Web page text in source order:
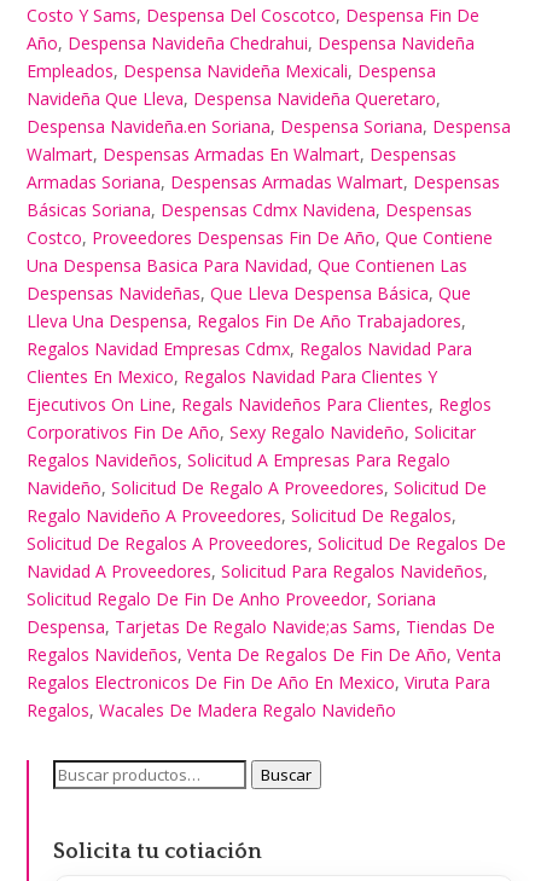
Costo Y Sams, Despensa Del Coscotco, Despensa Fin De
Año, Despensa Navideña Chedrahui, Despensa Navideña
Empleados, Despensa Navideña Mexicali, Despensa
Navideña Que Lleva, Despensa Navideña Queretaro,
Despensa Navideña.en Soriana, Despensa Soriana, Despensa
Walmart, Despensas Armadas En Walmart, Despensas
Armadas Soriana, Despensas Armadas Walmart, Despensas
Básicas Soriana, Despensas Cdmx Navidena, Despensas
Costco, Proveedores Despensas Fin De Año,Que Contiene
Una Despensa Basica Para Navidad,Que Contienen Las
Despensas Navideñas,Que Lleva Despensa Básica,Que
Lleva Una Despensa, Regalos Fin De Año Trabajadores,
Regalos Navidad Empresas Cdmx, Regalos Navidad Para
Clientes En Mexico, Regalos Navidad Para Clientes Y
Ejecutivos On Line, Regals Navideños Para Clientes, Reglos
Corporativos Fin De Año,Sexy Regalo Navideño,Solicitar
Regalos Navideños,Solicitud A Empresas Para Regalo
Navideño,Solicitud De Regalo A Proveedores,Solicitud De
Regalo Navideño A Proveedores,Solicitud De Regalos,
Solicitud De Regalos A Proveedores,Solicitud De Regalos De
Navidad A Proveedores,Solicitud Para Regalos Navideños,
Solicitud Regalo De Fin De Anho Proveedor,Soriana
Despensa, Tarjetas De Regalo Navide;as Sams, Tiendas De
Regalos Navideños,Venta De Regalos De Fin De Año,Venta
Regalos Electronicos De Fin De Año En Mexico,Viruta Para
Regalos,Wacales De Madera Regalo Navideño
Buscar
Buscar
Solicita tu cotiación